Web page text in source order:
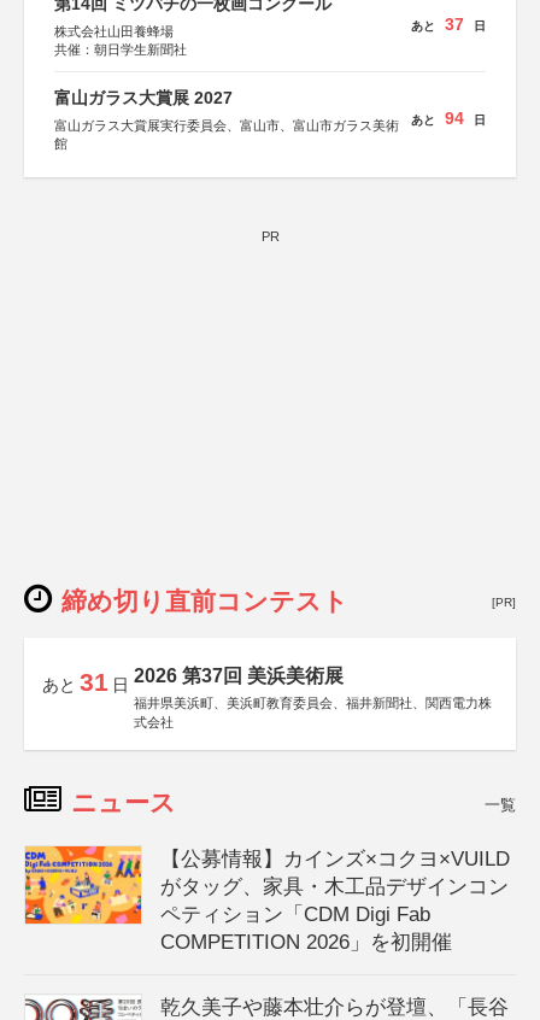
株式会社山田養蜂場
共催：朝日学生新聞社
あと 37 日
富山ガラス大賞展 2027
富山ガラス大賞展実行委員会、富山市、富山市ガラス美術
館
あと 94 日
PR
締め切り直前コンテスト [PR]
あと 31 日 2026 第37回 美浜美術展
福井県美浜町、美浜町教育委員会、福井新聞社、関西電力株
式会社
ニュース 一覧
【公募情報】カインズ×コクヨ×VUILD
がタッグ、家具・木工品デザインコン
ペティション「CDM Digi Fab
COMPETITION 2026」を初開催
乾久美子や藤本壮介らが登壇、「長谷